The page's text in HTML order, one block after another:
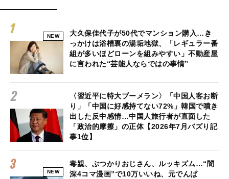
NEW
大久保佳代子が50代でマンション購入…き
っかけは浴槽裏の湯垢地獄、「レギュラー番
組が多いほどローンを組みやすい」不動産屋
に言われた“芸能人ならではの事情”
〈習近平に特大ブーメラン〉「中国人客お断
り」「中国に好感持てない72%」韓国で噴き
出した反中感情…中国人旅行者が直面した
「政治的摩擦」の正体【2026年7月バズり記
事1位】
NEW
毒親、ぶつかりおじさん、ルッキズム…“闇
深4コマ漫画”で10万いいね、元でんぱ